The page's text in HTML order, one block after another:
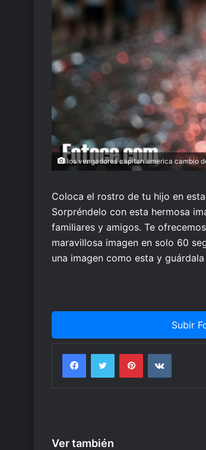
los vengadores capitan america cambio
Coloca el rostro de tu hijo en
Sorpréndelo con esta hermosa
familiares y amigos. Te
maravillosa imagen en solo 60
una imagen como esta y
Subir
FacebookTwitterPinterest
Ver también